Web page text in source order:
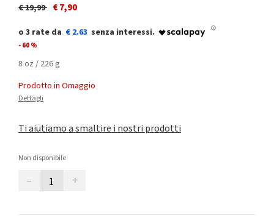
Price reduced from
€ 19,99to€ 7,90
€ 2.63
- 60 %
8 oz / 226 g
Prodotto in Omaggio
Dettagli
Ti aiutiamo a smaltire i nostri prodotti
Non disponibile
– +